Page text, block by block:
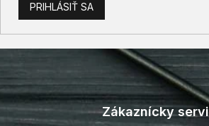
PRIHLÁSIŤ SA
Z
á
p
ä
Zákaznícky